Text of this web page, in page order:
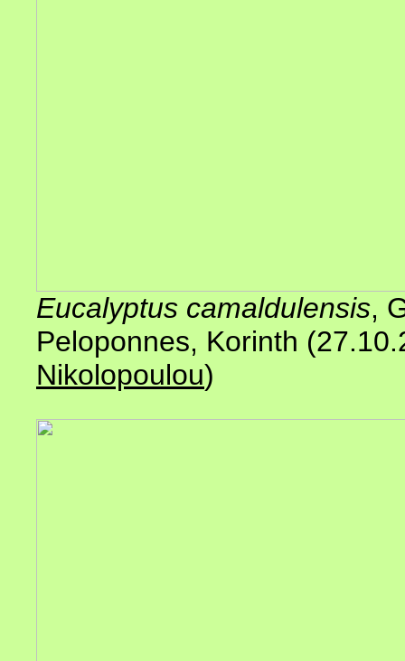
Eucalyptus camaldulensis,
Peloponnes, Korinth
Nikolopoulou)